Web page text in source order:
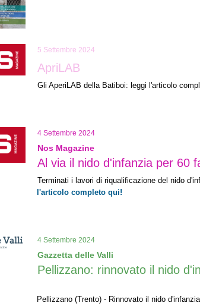
5 Settembre 2024
ApriLAB
Gli AperiLAB della Batiboi: leggi l'articolo
4 Settembre 2024
Nos Magazine
Al via il nido d'infanzia per 60
Terminati i lavori di riqualificazione del nido
l'articolo completo qui!
4 Settembre 2024
Gazzetta delle Valli
Pellizzano: rinnovato il nido
Pellizzano (Trento) - Rinnovato il nido